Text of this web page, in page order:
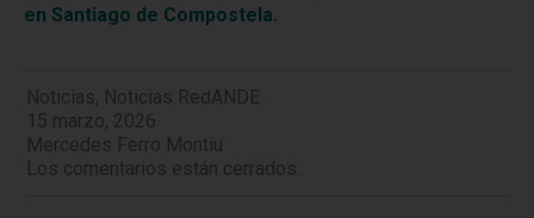
en Santiago de Compostela.
Noticias, Noticias RedANDE
15 marzo, 2026
Mercedes Ferro Montiu
Los comentarios están cerrados.